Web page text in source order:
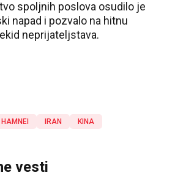
spoljnih poslova osudilo je
napad i pozvalo na hitnu
neprijateljstava.
IRAN KINA
vesti